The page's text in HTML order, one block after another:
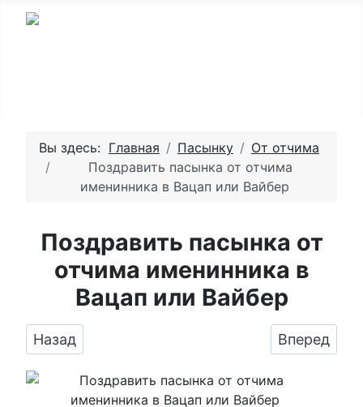
Вы здесь: Главная Пасынку
От отчима
Поздравить пасынка от отчима
именинника в Вацап или Вайбер
Поздравить пасынка от
отчима именинника в
Вацап или Вайбер
Предыдущий: Подарить открытку с днём
Назад Вперед